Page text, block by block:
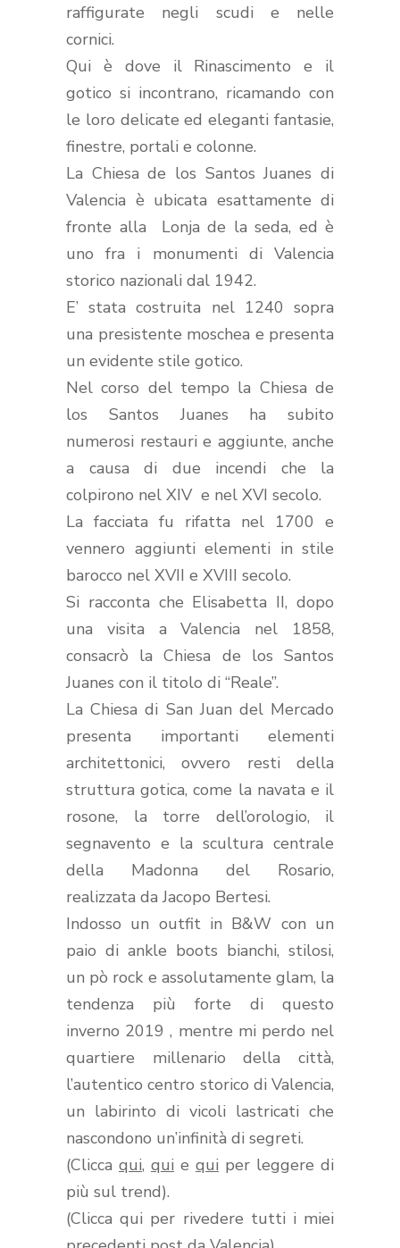
raffigurate negli scudi e nelle
cornici.
Qui è dove il Rinascimento e il
gotico si incontrano, ricamando con
le loro delicate ed eleganti fantasie,
finestre, portali e colonne.
La Chiesa de los Santos Juanes di
Valencia è ubicata esattamente di
fronte alla Lonja de la seda, ed è
uno fra i monumenti di Valencia
storico nazionali dal 1942.
E’ stata costruita nel 1240 sopra
una presistente moschea e presenta
un evidente stile gotico.
Nel corso del tempo la Chiesa de
los Santos Juanes ha subito
numerosi restauri e aggiunte, anche
a causa di due incendi che la
colpirono nel XIV e nel XVI secolo.
La facciata fu rifatta nel 1700 e
vennero aggiunti elementi in stile
barocco nel XVII e XVIII secolo.
Si racconta che Elisabetta II, dopo
una visita a Valencia nel 1858,
consacrò la Chiesa de los Santos
Juanes con il titolo di “Reale”.
La Chiesa di San Juan del Mercado
presenta importanti elementi
architettonici, ovvero resti della
struttura gotica, come la navata e il
rosone, la torre dell’orologio, il
segnavento e la scultura centrale
della Madonna del Rosario,
realizzata da Jacopo Bertesi.
Indosso un outfit in B&W con un
paio di ankle boots bianchi, stilosi,
un pò rock e assolutamente glam, la
tendenza più forte di questo
inverno 2019 , mentre mi perdo nel
quartiere millenario della città,
l’autentico centro storico di Valencia,
un labirinto di vicoli lastricati che
nascondono un’infinità di segreti.
(Clicca qui, qui e qui per leggere di
più sul trend).
(Clicca qui per rivedere tutti i miei